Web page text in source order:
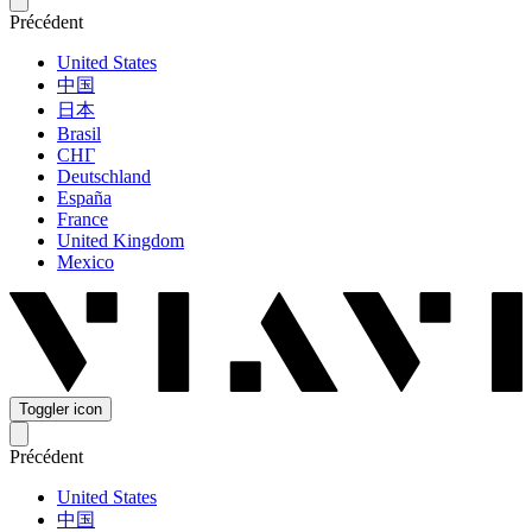
Précédent
United States
中国
日本
Brasil
СНГ
Deutschland
España
France
United Kingdom
Mexico
Toggler icon
Précédent
United States
中国